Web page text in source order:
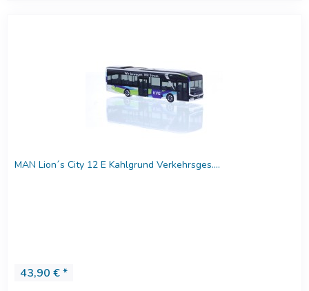
MAN Lion´s City 12 E Kahlgrund Verkehrsges....
43,90 € *